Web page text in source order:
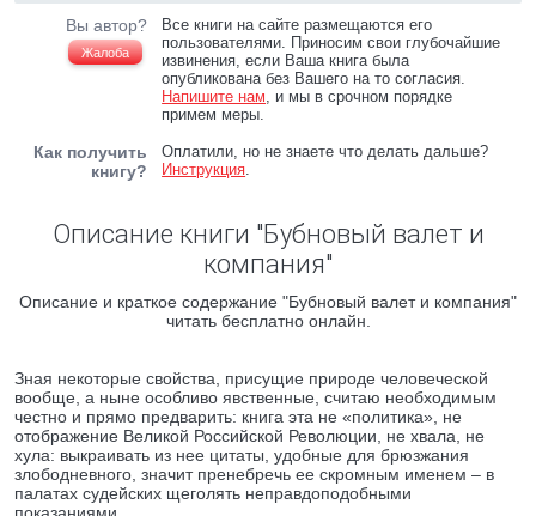
Вы автор?
Жалоба
Все книги на сайте размещаются его
пользователями. Приносим свои глубочайшие
извинения, если Ваша книга была
опубликована без Вашего на то согласия.
Напишите нам, и мы в срочном порядке
примем меры.
Как получить
книгу?
Оплатили, но не знаете что делать дальше?
Инструкция.
Описание книги "Бубновый валет и
компания"
Описание и краткое содержание "Бубновый валет и компания"
читать бесплатно онлайн.
Зная некоторые свойства, присущие природе человеческой
вообще, а ныне особливо явственные, считаю необходимым
честно и прямо предварить: книга эта не «политика», не
отображение Великой Российской Революции, не хвала, не
хула: выкраивать из нее цитаты, удобные для брюзжания
злободневного, значит пренебречь ее скромным именем – в
палатах судейских щеголять неправдоподобными